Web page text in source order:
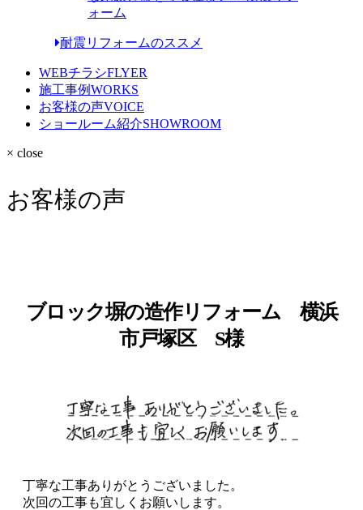
耐震リフォームのススメ
WEBチラシFLYER
施工事例WORKS
お客様の声VOICE
ショールーム紹介SHOWROOM
× close
お客様の声
ブロック塀の造作リフォーム 横浜
市戸塚区 S様
丁寧な工事ありがとうございました。
次回の工事も宜しくお願いします。